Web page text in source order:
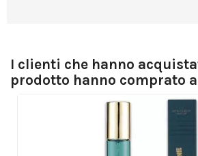
I clienti che hanno
prodotto hanno comprato